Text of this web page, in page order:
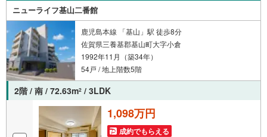
物も楽々な周辺環境■全居室収納付き！衣服から趣味の道具
まですっきり収納可能■3面バルコニー明るく心地よい空間
で、毎日を快適に過ごせます＾＾■ペット相談可能ペットと
一緒に快適な新生活をスタート出来ますよ＾＾鳥栖小学校:
徒歩約8分鳥栖中学校:徒歩約6分
ニューライフ基山二番館
鹿児島本線 「基山」駅 徒歩8分
佐賀県三養基郡基山町大字小倉
1992年11月（築34年）
54戸 / 地上階数5階
2階 / 南 / 72.63m2 / 3LDK
1,098万円
成約でもらえる